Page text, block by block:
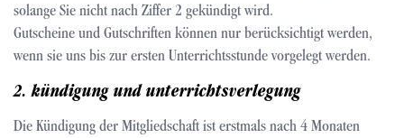
solange Sie nicht nach Ziffer 2 gekündigt wird.
Gutscheine und Gutschriften können nur berücksichtigt werden,
wenn sie uns bis zur ersten Unterrichtsstunde vorgelegt werden.
2. kündigung und unterrichtsverlegung
Die Kündigung der Mitgliedschaft ist erstmals nach 4 Monaten